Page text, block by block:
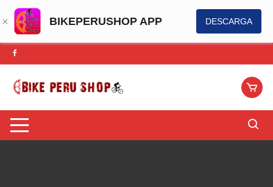
BIKEPERUSHOP APP DESCARGA
Saltar
al
contenido